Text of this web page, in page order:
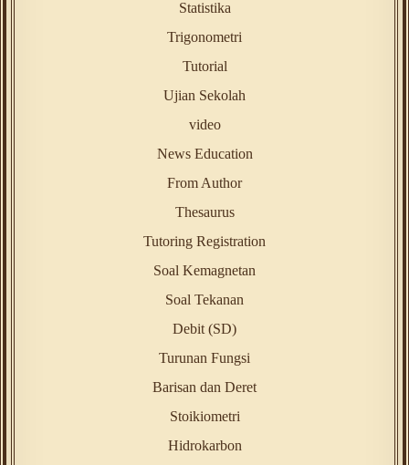
Statistika
Trigonometri
Tutorial
Ujian Sekolah
video
News Education
From Author
Thesaurus
Tutoring Registration
Soal Kemagnetan
Soal Tekanan
Debit (SD)
Turunan Fungsi
Barisan dan Deret
Stoikiometri
Hidrokarbon